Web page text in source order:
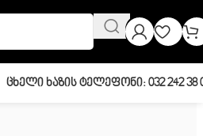
Ცხელი Ხაზის Ტელეფონი: 032 242 38